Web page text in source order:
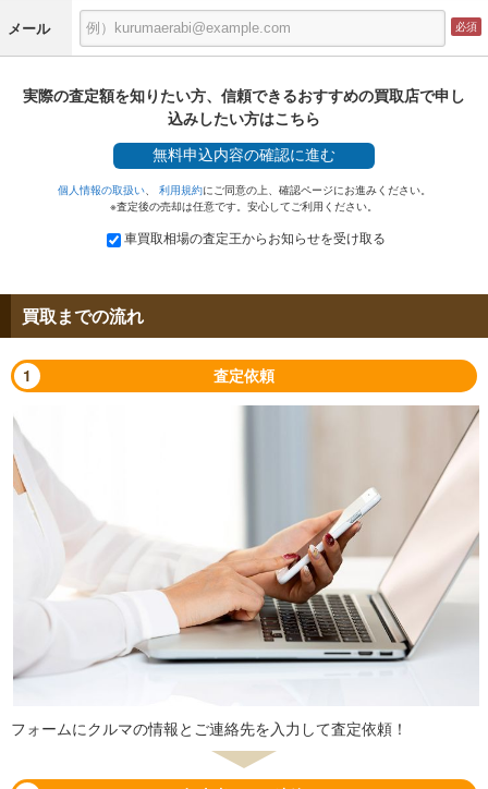
メール
実際の査定額を知りたい方、信頼できるおすすめの買取店で申し
込みしたい方はこちら
無料申込内容の確認に進む
個人情報の取扱い、 利用規約にご同意の上、確認ページにお進みください。
※査定後の売却は任意です。安心してご利用ください。
車買取相場の査定王からお知らせを受け取る
買取までの流れ
1 査定依頼
フォームにクルマの情報とご連絡先を入力して査定依頼！